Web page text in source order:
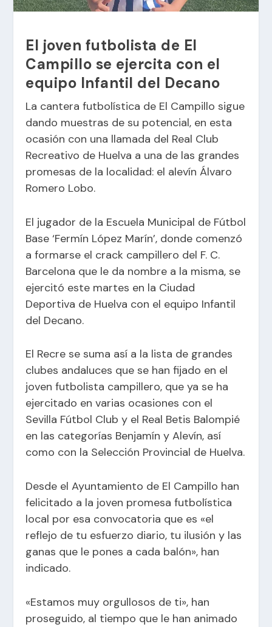
El joven futbolista de El
Campillo se ejercita con el
equipo Infantil del Decano
La cantera futbolística de El Campillo sigue
dando muestras de su potencial, en esta
ocasión con una llamada del Real Club
Recreativo de Huelva a una de las grandes
promesas de la localidad: el alevín Álvaro
Romero Lobo.
El jugador de la Escuela Municipal de Fútbol
Base ‘Fermín López Marín’, donde comenzó
a formarse el crack campillero del F. C.
Barcelona que le da nombre a la misma, se
ejercitó este martes en la Ciudad
Deportiva de Huelva con el equipo Infantil
del Decano.
El Recre se suma así a la lista de grandes
clubes andaluces que se han fijado en el
joven futbolista campillero, que ya se ha
ejercitado en varias ocasiones con el
Sevilla Fútbol Club y el Real Betis Balompié
en las categorías Benjamín y Alevín, así
como con la Selección Provincial de Huelva.
Desde el Ayuntamiento de El Campillo han
felicitado a la joven promesa futbolística
local por esa convocatoria que es «el
reflejo de tu esfuerzo diario, tu ilusión y las
ganas que le pones a cada balón», han
indicado.
«Estamos muy orgullosos de ti», han
proseguido, al tiempo que le han animado